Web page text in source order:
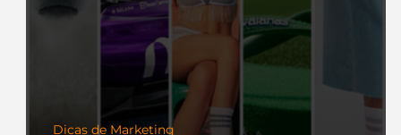
Dicas de Marketing